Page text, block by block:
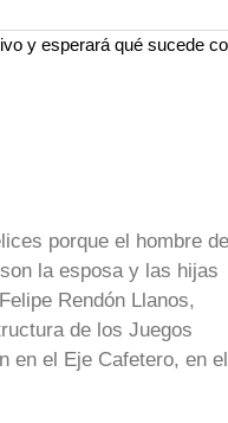
y esperará qué sucede
porque el hombre de
la esposa y las hijas
Rendón Llanos,
de los Juegos
en el Eje Cafetero, en el